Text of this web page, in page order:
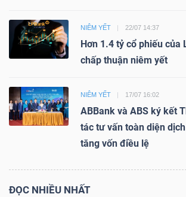
NIÊM YẾT 22/07 14:37
Hơn 1.4 tỷ cổ phiếu của
chấp thuận niêm yết
NIÊM YẾT 17/07 16:02
ABBank và ABS ký kết
tác tư vấn toàn diện
tăng vốn điều lệ
ĐỌC NHIỀU NHẤT